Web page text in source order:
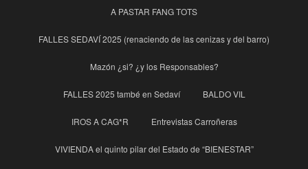
A PASTAR FANG TOTS
FALLES SEDAVÍ 2025 (renaciendo de las cenizas y del barro)
Mazón ¿si? ¿y los Responsables?
FALLES 2025 també en Sedaví BALDO VIL
IROS A CAG*R Entrevistas Carroñeras
VIVIENDA el quinto pilar del Estado de “BIENESTAR”